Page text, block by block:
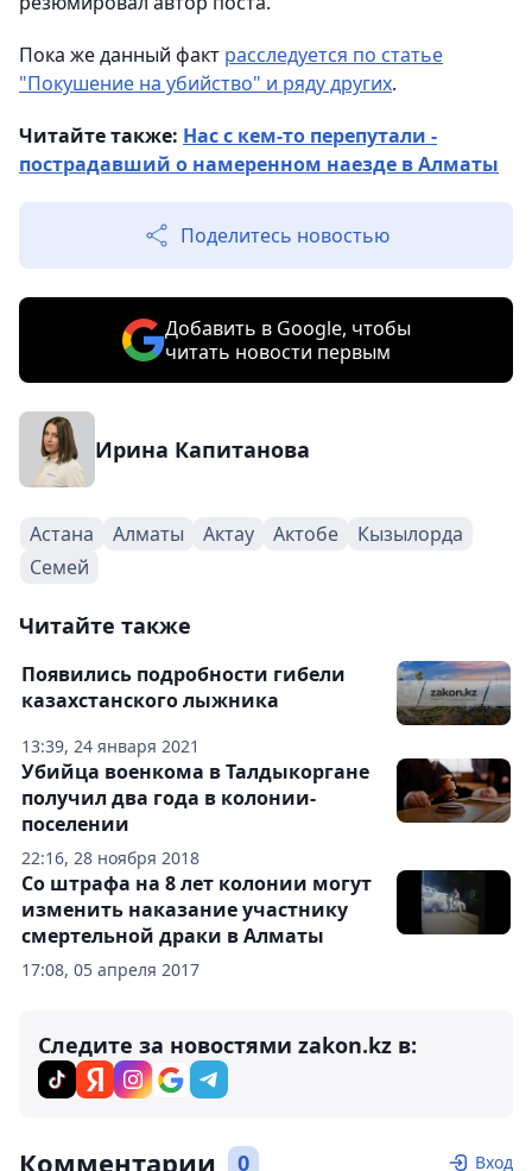
Пока же данный факт расследуется по статье
"Покушение на убийство" и ряду других.
Читайте также: Нас с кем-то перепутали -
пострадавший о намеренном наезде в Алматы
Поделитесь новостью
Добавить в Google, чтобы
читать новости первым
Ирина Капитанова
Астана Алматы Актау Актобе
Кызылорда
Семей
Читайте также
13:39, 24 января 2021
Появились подробности гибели
казахстанского лыжника
22:16, 28 ноября 2018
Убийца военкома в Талдыкоргане
получил два года в колонии-
поселении
17:08, 05 апреля 2017
Со штрафа на 8 лет колонии могут
изменить наказание участнику
смертельной драки в Алматы
Следите за новостями zakon.kz в:
Комментарии 0 Вход